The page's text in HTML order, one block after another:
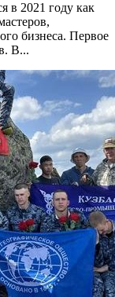
в 2021 году как
бизнеса. Первое
В...